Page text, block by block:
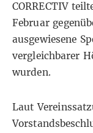
CORRECTIV
Februar
ausgewiesene
vergleichbarer
wurden.
Laut